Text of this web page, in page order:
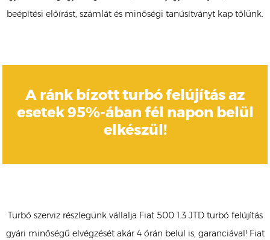
beépítési előírást, számlát és minőségi tanúsítványt kap tőlünk.
A ránk bízott turbó felújítás az
esetek 95%-ában fél napon belül
elkészül!
Turbó szerviz részlegünk vállalja Fiat 500 1.3 JTD turbó felújítás
gyári minőségű elvégzését akár 4 órán belül is, garanciával! Fiat